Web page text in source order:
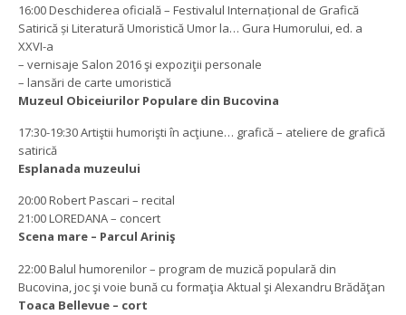
16:00 Deschiderea oficială – Festivalul Internațional de Grafică
Satirică și Literatură Umoristică Umor la… Gura Humorului, ed. a
XXVI-a
– vernisaje Salon 2016 şi expoziţii personale
– lansări de carte umoristică
Muzeul Obiceiurilor Populare din Bucovina
17:30-19:30 Artiştii humorişti în acţiune… grafică – ateliere de grafică
satirică
Esplanada muzeului
20:00 Robert Pascari – recital
21:00 LOREDANA – concert
Scena mare – Parcul Ariniş
22:00 Balul humorenilor – program de muzică populară din
Bucovina, joc şi voie bună cu formaţia Aktual şi Alexandru Brădăţan
Toaca Bellevue – cort